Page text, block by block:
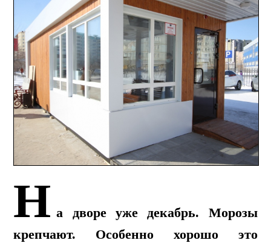
Н а дворе уже декабрь. Морозы
крепчают. Особенно хорошо это